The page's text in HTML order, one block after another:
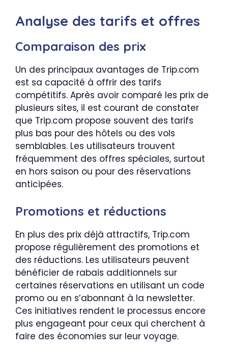
Analyse des tarifs et offres
Comparaison des prix
Un des principaux avantages de Trip.com
est sa capacité à offrir des tarifs
compétitifs. Après avoir comparé les prix de
plusieurs sites, il est courant de constater
que Trip.com propose souvent des tarifs
plus bas pour des hôtels ou des vols
semblables. Les utilisateurs trouvent
fréquemment des offres spéciales, surtout
en hors saison ou pour des réservations
anticipées.
Promotions et réductions
En plus des prix déjà attractifs, Trip.com
propose régulièrement des promotions et
des réductions. Les utilisateurs peuvent
bénéficier de rabais additionnels sur
certaines réservations en utilisant un code
promo ou en s’abonnant à la newsletter.
Ces initiatives rendent le processus encore
plus engageant pour ceux qui cherchent à
faire des économies sur leur voyage.